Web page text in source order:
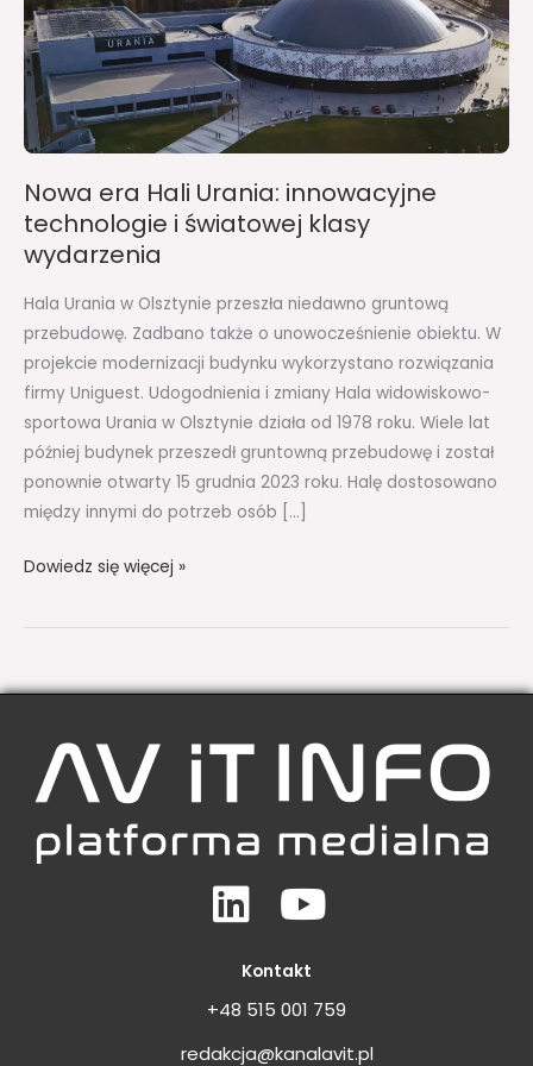
Nowa era Hali Urania: innowacyjne
technologie i światowej klasy
wydarzenia
Hala Urania w Olsztynie przeszła niedawno gruntową
przebudowę. Zadbano także o unowocześnienie obiektu. W
projekcie modernizacji budynku wykorzystano rozwiązania
firmy Uniguest. Udogodnienia i zmiany Hala widowiskowo-
sportowa Urania w Olsztynie działa od 1978 roku. Wiele lat
później budynek przeszedł gruntowną przebudowę i został
ponownie otwarty 15 grudnia 2023 roku. Halę dostosowano
między innymi do potrzeb osób […]
technologie
i
światowej
klasy
wydarzenia
Dowiedz się więcej »
LinkedinYoutube
Kontakt
+48 515 001 759
redakcja@kanalavit.pl